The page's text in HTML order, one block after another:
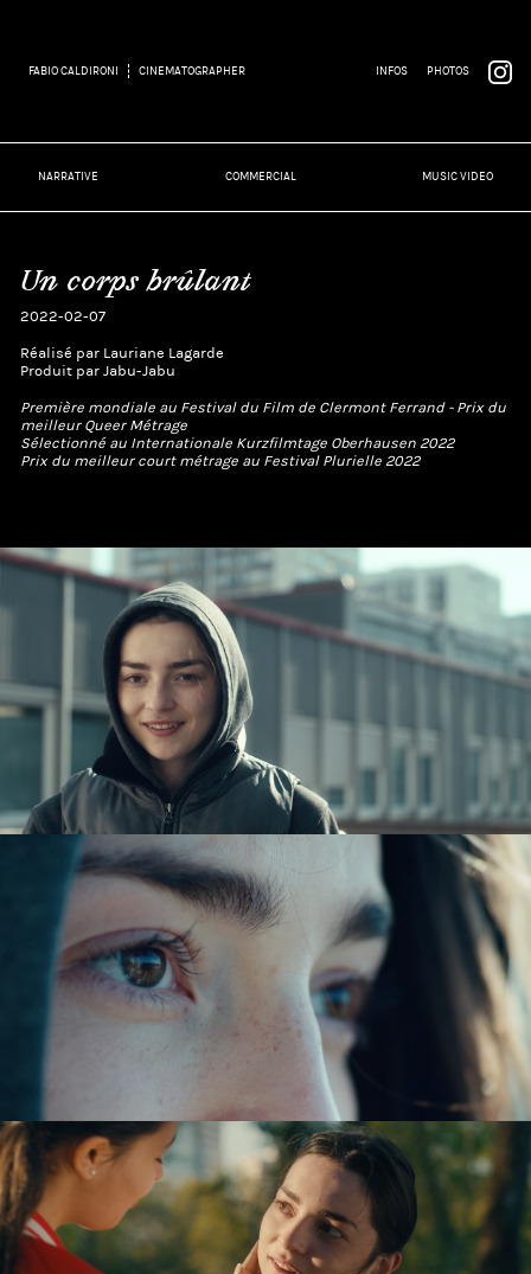
FABIO CALDIRONI CINEMATOGRAPHER INFOS PHOTOS
NARRATIVE COMMERCIAL MUSIC VIDEO
Un corps brûlant
2022-02-07
Réalisé par Lauriane Lagarde
Produit par Jabu-Jabu
Première mondiale au Festival du Film de Clermont Ferrand - Prix du
meilleur Queer Métrage
Sélectionné au Internationale Kurzfilmtage Oberhausen 2022
Prix du meilleur court métrage au Festival Plurielle 2022